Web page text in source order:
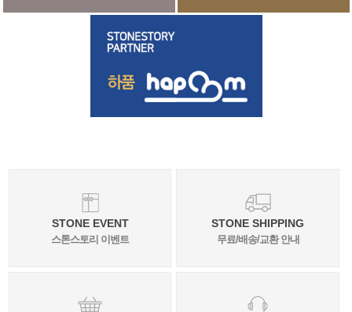
STONE EVENT
스톤스토리 이벤트
STONE SHIPPING
무료/배송/교환 안내